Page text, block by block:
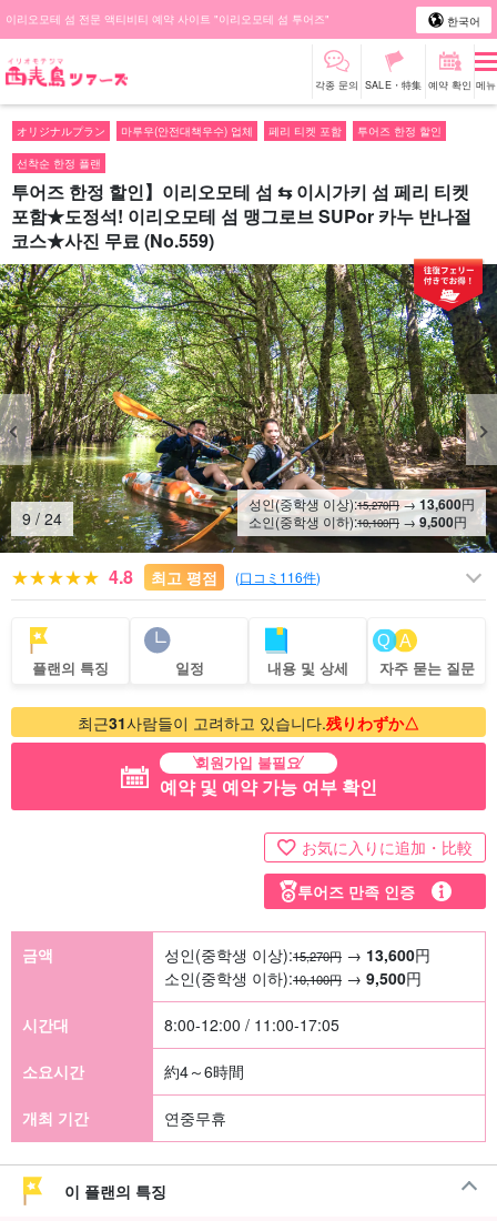
이리오모테 섬 전문 액티비티 예약 사이트 "이리오모테 섬 투어즈" 한국어
각종 문의 SALE・特集 예약 확인 메뉴
オリジナルプラン 마루우(안전대책우수) 업체 페리 티켓 포함 투어즈 한정 할인
선착순 한정 플랜
투어즈 한정 할인】이리오모테 섬 ⇆ 이시가키 섬 페리 티켓
포함★도정석! 이리오모테 섬 맹그로브 SUPor 카누 반나절
코스★사진 무료 (No.559)
10 /24
성인(중학생 이상):15,270円→13,600円
소인(중학생 이하):10,100円 →9,500円
4.8 최고 평점 (口コミ116件)
플랜의 특징 일정 내용 및 상세 자주 묻는 질문
최근31사람들이 고려하고 있습니다.残りわずか△
회원가입 불필요
예약 및 예약 가능 여부 확인
お気に入りに追加・比較
투어즈 만족 인증
금액 성인(중학생 이상):15,270円 → 13,600円
소인(중학생 이하):10,100円 → 9,500円
시간대 8:00-12:00 / 11:00-17:05
소요시간 約4～6時間
개최 기간 연중무휴
이 플랜의 특징